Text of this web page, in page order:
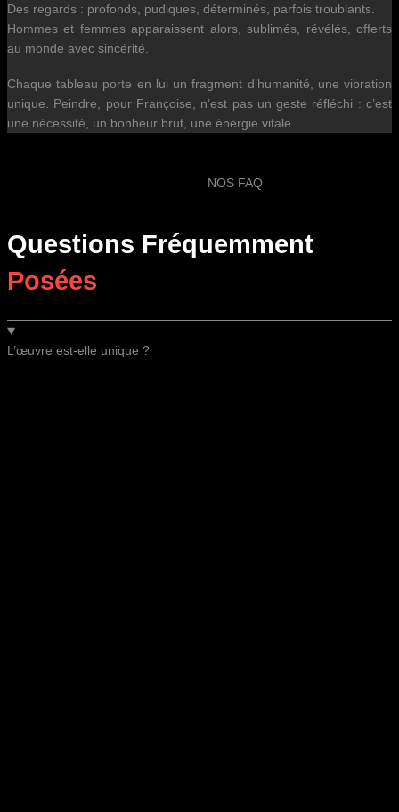
Des regards : profonds, pudiques, déterminés, parfois troublants.
Hommes et femmes apparaissent alors, sublimés, révélés, offerts
au monde avec sincérité.
Chaque tableau porte en lui un fragment d’humanité, une vibration
unique. Peindre, pour Françoise, n’est pas un geste réfléchi : c’est
une nécessité, un bonheur brut, une énergie vitale.
NOS FAQ
Questions Fréquemment
Posées
L’œuvre est-elle unique ?